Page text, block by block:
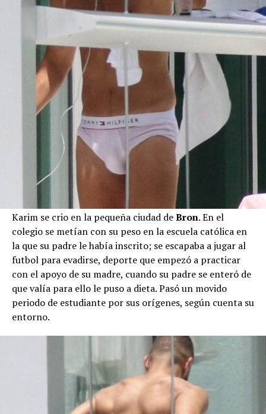
Karim se crio en la pequeña ciudad deBron. En el
colegio se metían con su peso en la escuela católica en
la que su padre le había inscrito; se escapaba a jugar al
futbol para evadirse, deporte que empezó a practicar
con el apoyo de su madre, cuando su padre se enteró de
que valía para ello le puso a dieta. Pasó un movido
periodo de estudiante por sus orígenes, según cuenta su
entorno.